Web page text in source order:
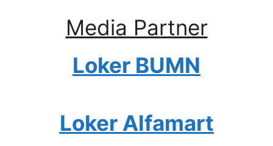
Media Partner
Loker BUMN
Loker Alfamart